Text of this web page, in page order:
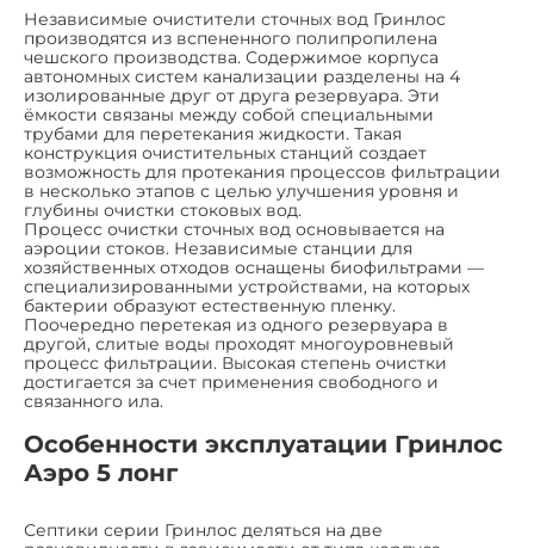
Независимые очистители сточных вод Гринлос
производятся из вспененного полипропилена
чешского производства. Содержимое корпуса
автономных систем канализации разделены на 4
изолированные друг от друга резервуара. Эти
ёмкости связаны между собой специальными
трубами для перетекания жидкости. Такая
конструкция очистительных станций создает
возможность для протекания процессов фильтрации
в несколько этапов с целью улучшения уровня и
глубины очистки стоковых вод.
Процесс очистки сточных вод основывается на
аэроции стоков. Независимые станции для
хозяйственных отходов оснащены биофильтрами —
специализированными устройствами, на которых
бактерии образуют естественную пленку.
Поочередно перетекая из одного резервуара в
другой, слитые воды проходят многоуровневый
процесс фильтрации. Высокая степень очистки
достигается за счет применения свободного и
связанного ила.
Особенности эксплуатации Гринлос
Аэро 5 лонг
Септики серии Гринлос деляться на две